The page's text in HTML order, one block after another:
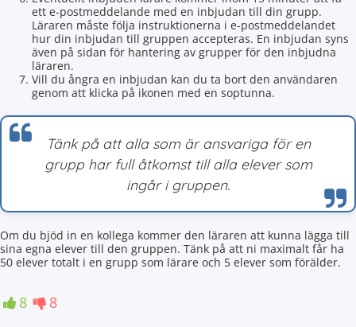
ett e-postmeddelande med en inbjudan till din grupp.
Läraren måste följa instruktionerna i e-postmeddelandet
hur din inbjudan till gruppen accepteras. En inbjudan syns
även på sidan för hantering av grupper för den inbjudna
läraren.
Vill du ångra en inbjudan kan du ta bort den användaren
genom att klicka på ikonen med en soptunna.
Tänk på att alla som är ansvariga för en
grupp har full åtkomst till alla elever som
ingår i gruppen.
Om du bjöd in en kollega kommer den läraren att kunna lägga till
sina egna elever till den gruppen. Tänk på att ni maximalt får ha
50 elever totalt i en grupp som lärare och 5 elever som förälder.
8 8